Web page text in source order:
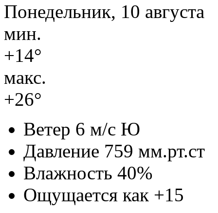
Понедельник, 10 августа
мин.
+14°
макс.
+26°
Ветер 6 м/с Ю
Давление 759 мм.рт.ст
Влажность 40%
Ощущается как +15